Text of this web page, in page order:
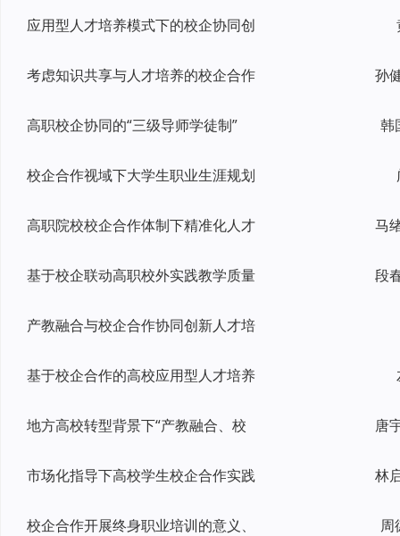
应用型人才培养模式下的校企协同创
考虑知识共享与人才培养的校企合作
高职校企协同的“三级导师学徒制” 韩
校企合作视域下大学生职业生涯规划
高职院校校企合作体制下精准化人才
基于校企联动高职校外实践教学质量
产教融合与校企合作协同创新人才培
基于校企合作的高校应用型人才培养
地方高校转型背景下“产教融合、校
市场化指导下高校学生校企合作实践
校企合作开展终身职业培训的意义、 周